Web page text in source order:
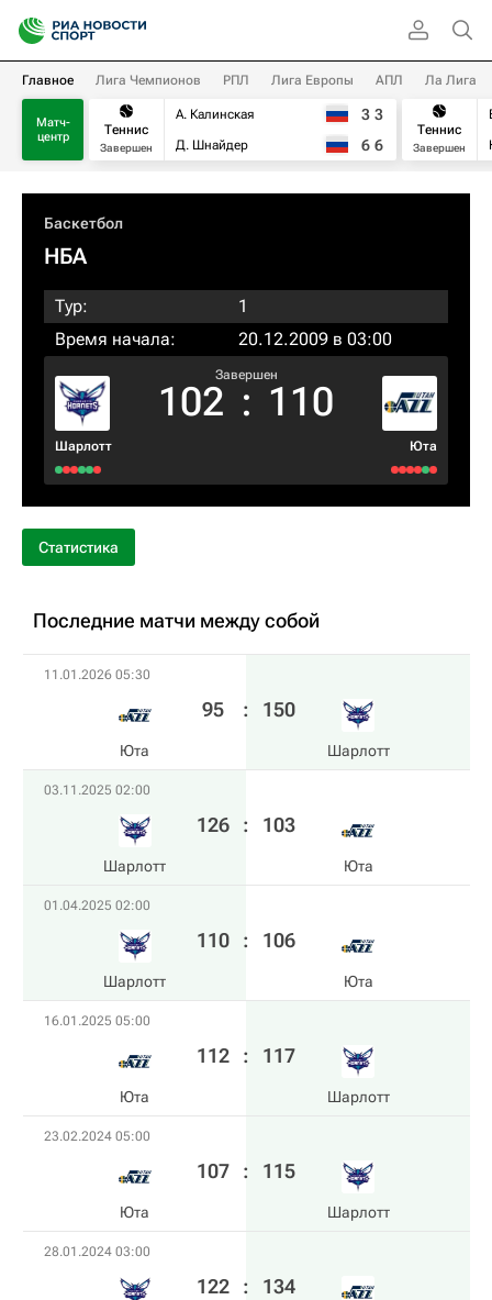
Главное Лига Чемпионов РПЛ Лига Европы АПЛ Ла Лига
Матч-
центр
Теннис
Завершен
А. Калинская
Д. Шнайдер
3 3
6 6
Теннис
Завершен
Баскетбол
НБА
Тур:
1
Время начала:
20.12.2009 в 03:00
Шарлотт
Завершен
102 : 110
Юта
Статистика
Последние матчи между собой
11.01.2026 05:30
Юта
95 : 150
Шарлотт
03.11.2025 02:00
Шарлотт
126 : 103
Юта
01.04.2025 02:00
Шарлотт
110 : 106
Юта
16.01.2025 05:00
Юта
112 : 117
Шарлотт
23.02.2024 05:00
Юта
107 : 115
Шарлотт
28.01.2024 03:00
122 : 134